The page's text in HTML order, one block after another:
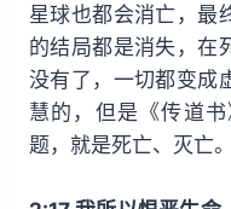
星球也都会消亡，最
的结局都是消失，在
没有了，一切都变成
慧的，但是《传道
题，就是死亡、灭亡。